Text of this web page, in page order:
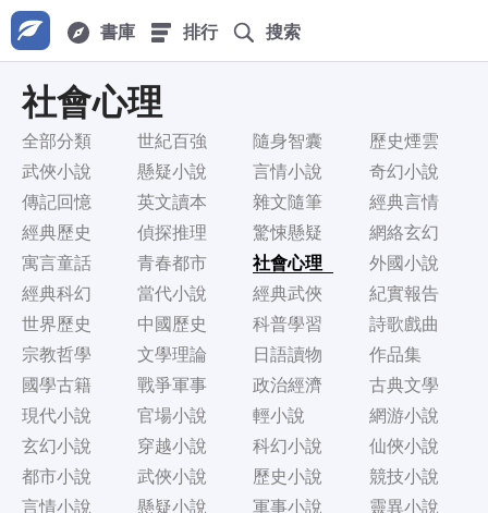
書庫 排行 搜索
社會心理
全部分類 世紀百強 隨身智囊
歷史煙雲
武俠小說
懸疑小說 言情小說
奇幻小說
傳記回憶
英文讀本 雜文隨筆
經典言情
經典歷史
偵探推理 驚悚懸疑
網絡玄幻
寓言童話
青春都市 社會心理
外國小說
經典科幻
當代小說 經典武俠
紀實報告
世界歷史
中國歷史 科普學習
詩歌戲曲
宗教哲學
文學理論 日語讀物
作品集
國學古籍
戰爭軍事 政治經濟
古典文學
現代小說
官場小說 輕小說
網游小說
玄幻小說
穿越小說 科幻小說
仙俠小說
都市小說
武俠小說 歷史小說
競技小說
言情小說
懸疑小說 軍事小說
靈異小說